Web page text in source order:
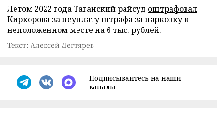
Летом 2022 года Таганский райсуд оштрафовал
Киркорова за неуплату штрафа за парковку в
неположенном месте на 6 тыс. рублей.
Текст: Алексей Дегтярев
Подписывайтесь на наши
каналы